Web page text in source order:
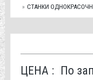
СТАНКИ
ЦЕНА : По